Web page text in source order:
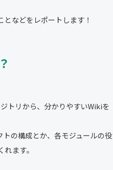
などをレポートします！
トリから、分かりやすいWikiを
の構成とか、各モジュールの役
ます。